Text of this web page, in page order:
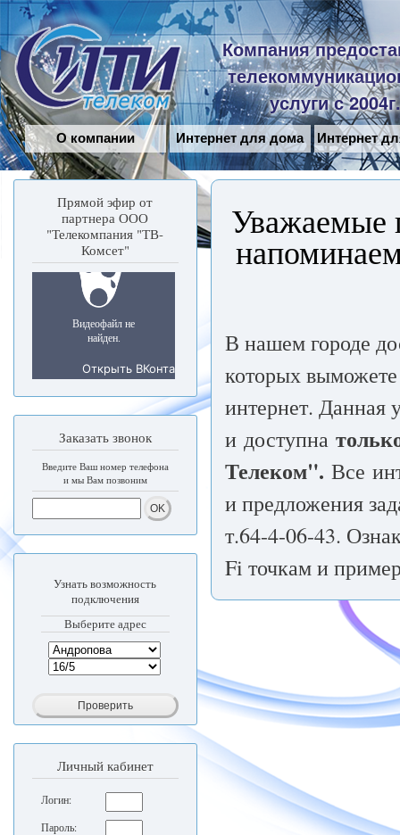
Сити-
Телеком
Компания
услуги с
О компании Интернет для дома Интернет
Прямой эфир от
партнера ООО
"Телекомпания "ТВ-
Комсет"
Заказать звонок
Введите Ваш номер телефона
и мы Вам позвоним
Узнать возможность
подключения
Выберите адрес
Личный кабинет
Логин:
Пароль:
Уважаемые
В нашем городе
которых
интернет. Данная
и доступна
Телеком". Все
и предложения
т.64-4-06-43.
Fi точкам и